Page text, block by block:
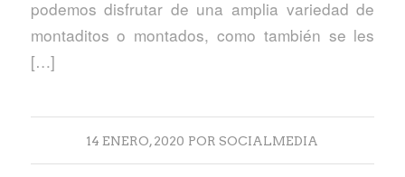
podemos disfrutar de una amplia variedad de
montaditos o montados, como también se les
[…]
14 ENERO, 2020 PORSOCIALMEDIA